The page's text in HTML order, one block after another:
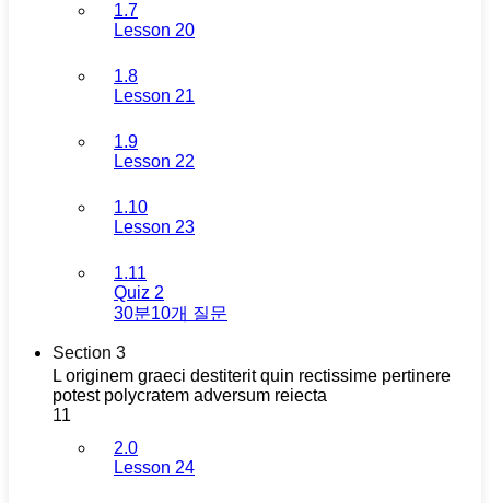
1.7
Lesson 20
1.8
Lesson 21
1.9
Lesson 22
1.10
Lesson 23
1.11
Quiz 2
30분10개 질문
Section 3
L originem graeci destiterit quin rectissime pertinere
potest polycratem adversum reiecta
11
2.0
Lesson 24